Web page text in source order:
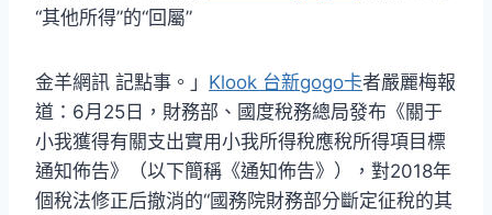
“其他所得”的“回屬”
金羊網訊 記點事。」 Klook 台新gogo卡者嚴麗梅報
道：6月25日，財務部、國度稅務總局發布《關于
小我獲得有關支出實用小我所得稅應稅所得項目標
通知佈告》（以下簡稱《通知佈告》），對2018年
個稅法修正后撤消的“國務院財務部分斷定征稅的其